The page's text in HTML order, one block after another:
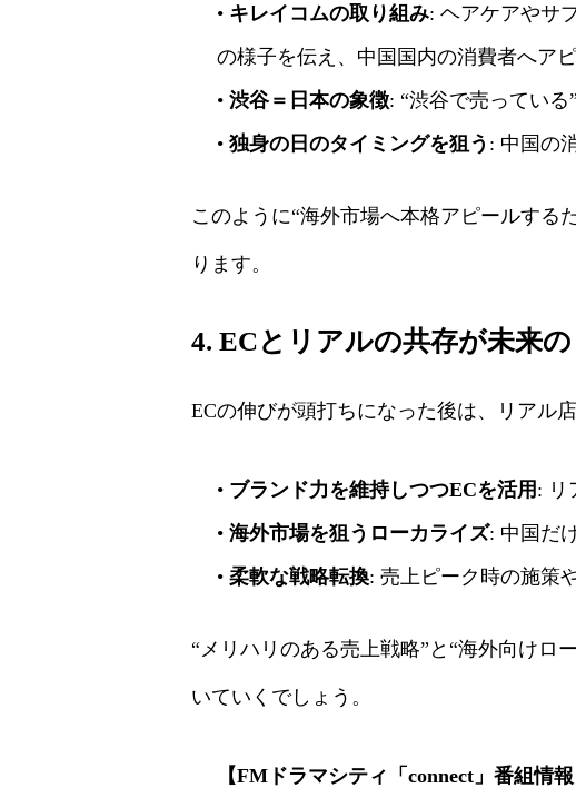
• キレイコムの取り組み: ヘアケアやサ
の様子を伝え、中国国内の消費者へア
•渋谷＝日本の象徴: “渋谷で売ってい
•独身の日のタイミングを狙う : 中国の
このように“海外市場へ本格アピールする
ります。
4. ECとリアルの共存が未来
ECの伸びが頭打ちになった後は、リアル
• ブランド力を維持しつつECを活用 : リ
•海外市場を狙うローカライズ: 中国だ
•柔軟な戦略転換: 売上ピーク時の施策
“メリハリのある売上戦略”と“海外向けロ
いていくでしょう。
【FMドラマシティ「connect」番組情報